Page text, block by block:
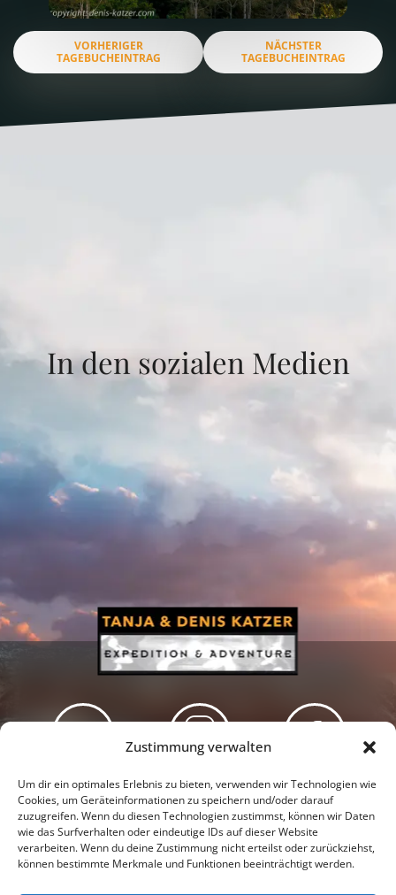
Zustimmung verwalten
Um dir ein optimales Erlebnis zu bieten, verwenden wir Technologien wie
Cookies, um Geräteinformationen zu speichern und/oder darauf
zuzugreifen. Wenn du diesen Technologien zustimmst, können wir Daten
wie das Surfverhalten oder eindeutige IDs auf dieser Website
verarbeiten. Wenn du deine Zustimmung nicht erteilst oder zurückziehst,
können bestimmte Merkmale und Funktionen beeinträchtigt werden.
VORHERIGER
TAGEBUCHEINTRAG
NÄCHSTER
TAGEBUCHEINTRAG
In den sozialen Medien
Newsletter Podcast Facebook